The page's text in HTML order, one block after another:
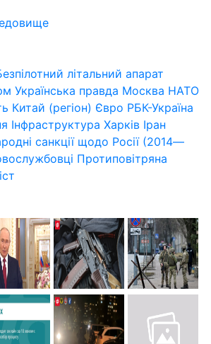
літальний апарат
Українська правда Москва НАТО
Китай (регіон) Євро РБК-Україна
Інфраструктура Харків Іран
санкції щодо Росії (2014—
Протиповітряна